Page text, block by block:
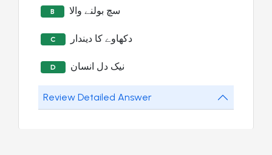
B سچ بولنے والا
C دکھاوے کا دیندار
D نیک دل انسان
Review Detailed Answer